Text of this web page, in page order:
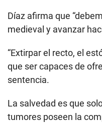
Díaz afirma que
medieval y avanzar
“Extirpar el recto, el
que ser capaces de
sentencia.
La salvedad es que
tumores poseen la